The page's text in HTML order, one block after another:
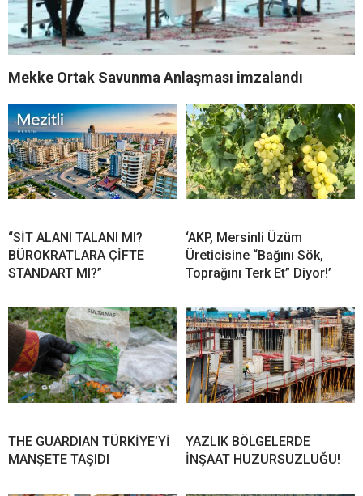
Mekke Ortak Savunma Anlaşması imzalandı
“SİT ALANI TALANI MI?
BÜROKRATLARA ÇİFTE
STANDART MI?”
‘AKP, Mersinli Üzüm
Üreticisine “Bağını Sök,
Toprağını Terk Et” Diyor!’
THE GUARDIAN TÜRKİYE’Yİ
MANŞETE TAŞIDI
YAZLIK BÖLGELERDE
İNŞAAT HUZURSUZLUĞU!